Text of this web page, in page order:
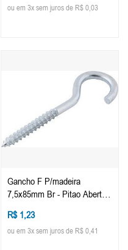
ou em 3x sem juros de R$ 0,03
Gancho F P/madeira
7,5x85mm Br - Pitao Aberto
R$ 1,23
ou em 3x sem juros de R$ 0,41